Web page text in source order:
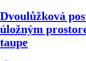
Dvoulůžková
úložným
taupe